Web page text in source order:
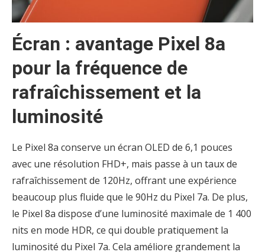
Écran : avantage Pixel 8a
pour la fréquence de
rafraîchissement et la
luminosité
Le Pixel 8a conserve un écran OLED de 6,1 pouces
avec une résolution FHD+, mais passe à un taux de
rafraîchissement de 120Hz, offrant une expérience
beaucoup plus fluide que le 90Hz du Pixel 7a. De plus,
le Pixel 8a dispose d’une luminosité maximale de 1 400
nits en mode HDR, ce qui double pratiquement la
luminosité du Pixel 7a. Cela améliore grandement la